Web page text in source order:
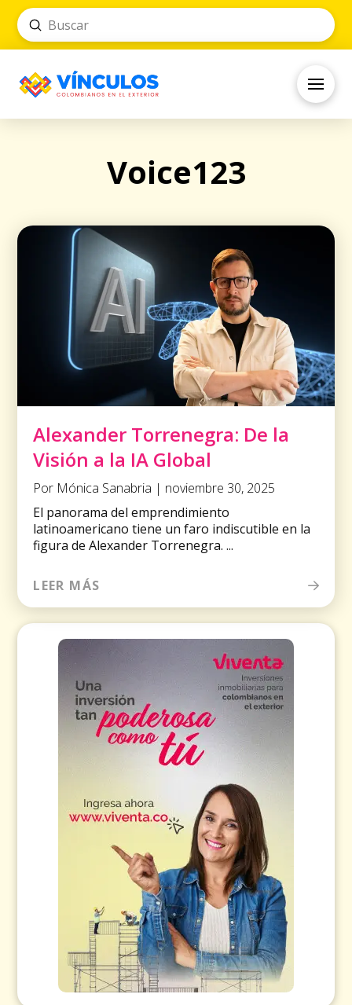
Search
Submit
Voice123
Alexander Torrenegra: De la
Visión a la IA Global
Por Mónica Sanabria | noviembre 30, 2025
El panorama del emprendimiento
latinoamericano tiene un faro indiscutible en la
figura de Alexander Torrenegra. ...
LEER MÁS